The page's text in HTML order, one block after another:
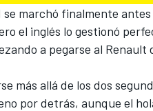
marchó finalmente
el inglés lo gestionó
a pegarse al
más allá de los dos
por detrás, aunque el